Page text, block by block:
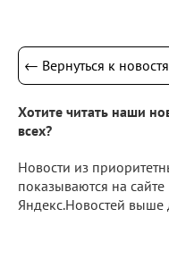
← Вернуться к
Хотите читать наши
всех?
Новости из
показываются на сайте
Яндекс.Новостей выше